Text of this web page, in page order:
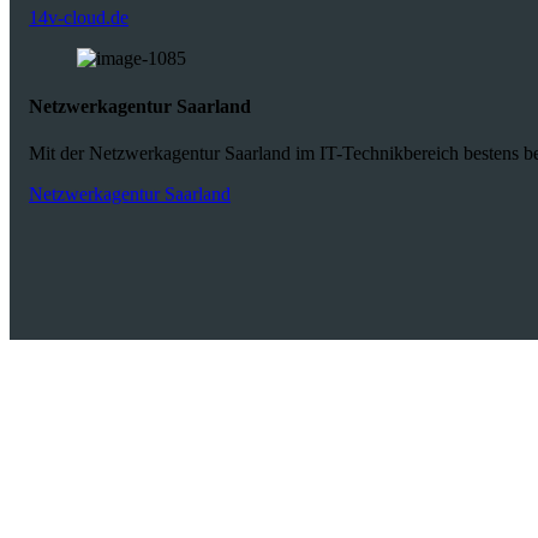
14v-cloud.de
Netzwerkagentur Saarland
Mit der Netzwerkagentur Saarland im IT-Technikbereich bestens
Netzwerkagentur Saarland